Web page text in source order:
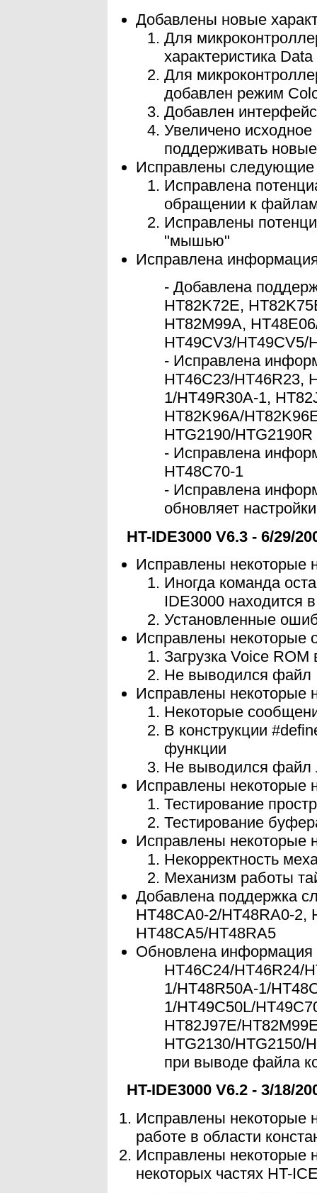
Добавлены новые
Для
характеристика
Для
добавлен режим
Добавлен
Увеличено
поддерживать
Исправлены
Исправлена
обращении к
Исправлены
"мышью"
Исправлена
- Добавлена
HT82K72E,
HT82M99A,
HT49CV3/HT49CV5/
- Исправлена
HT46C23/HT46R23,
1/HT49R30A-1,
HT82K96A/
HTG2190/HTG2190R
- Исправлена
HT48C70-1
- Исправлена
обновляет
HT-IDE3000 V6.3 - 6/29/
Исправлены некоторые
Иногда команда
IDE3000 находится
Установленные
Исправлены некоторые
Загрузка Voice ROM
Не выводился файл
Исправлены некоторые
Некоторые
В конструкции
функции
Не выводился файл
Исправлены некоторые
Тестирование
Тестирование
Исправлены некоторые
Некорректность
Механизм работы
Добавлена поддержка
HT48CA0-2/HT48RA0-2,
HT48CA5/HT48RA5
Обновлена
HT46C24/HT46R24/
1/HT48R50A-1/
1/HT49C50L/
HT82J97E/
HTG2130/HTG2150/
при выводе файла
HT-IDE3000 V6.2 - 3/18/
Исправлены некоторые
работе в области
Исправлены некоторые
некоторых частях HT-